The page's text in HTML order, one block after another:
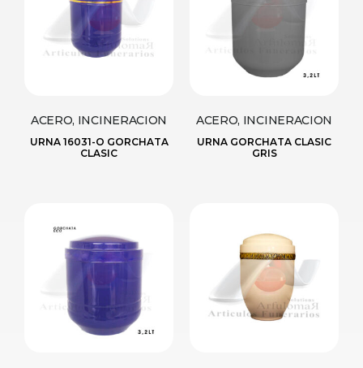
ACERO, INCINERACION
URNA 16031-O GORCHATA
CLASIC
ACERO, INCINERACION
URNA GORCHATA CLASIC
GRIS